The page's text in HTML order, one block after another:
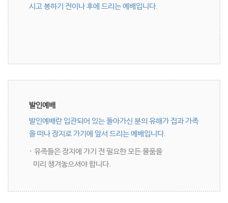
시고 봉하기 전이나 후에 드리는 예배입니다.
발인예배
발인예배란 입관되어 있는 돌아가신 분의 유해가 집과 가족
을 떠나 장지로 가기에 앞서 드리는 예배입니다.
· 유족들은 장지에 가기 전 필요한 모든 물품을
미리 챙겨놓으셔야 합니다.